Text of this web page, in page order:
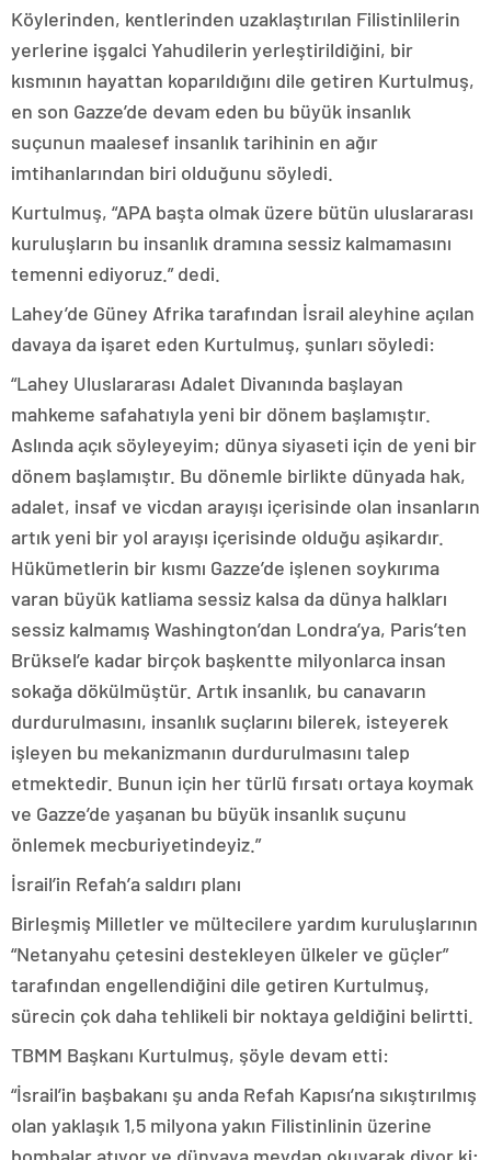
Köylerinden, kentlerinden uzaklaştırılan Filistinlilerin
yerlerine işgalci Yahudilerin yerleştirildiğini, bir
kısmının hayattan koparıldığını dile getiren Kurtulmuş,
en son Gazze’de devam eden bu büyük insanlık
suçunun maalesef insanlık tarihinin en ağır
imtihanlarından biri olduğunu söyledi.
Kurtulmuş, “APA başta olmak üzere bütün uluslararası
kuruluşların bu insanlık dramına sessiz kalmamasını
temenni ediyoruz.” dedi.
Lahey’de Güney Afrika tarafından İsrail aleyhine açılan
davaya da işaret eden Kurtulmuş, şunları söyledi:
“Lahey Uluslararası Adalet Divanında başlayan
mahkeme safahatıyla yeni bir dönem başlamıştır.
Aslında açık söyleyeyim; dünya siyaseti için de yeni bir
dönem başlamıştır. Bu dönemle birlikte dünyada hak,
adalet, insaf ve vicdan arayışı içerisinde olan insanların
artık yeni bir yol arayışı içerisinde olduğu aşikardır.
Hükümetlerin bir kısmı Gazze’de işlenen soykırıma
varan büyük katliama sessiz kalsa da dünya halkları
sessiz kalmamış Washington’dan Londra’ya, Paris’ten
Brüksel’e kadar birçok başkentte milyonlarca insan
sokağa dökülmüştür. Artık insanlık, bu canavarın
durdurulmasını, insanlık suçlarını bilerek, isteyerek
işleyen bu mekanizmanın durdurulmasını talep
etmektedir. Bunun için her türlü fırsatı ortaya koymak
ve Gazze’de yaşanan bu büyük insanlık suçunu
önlemek mecburiyetindeyiz.”
İsrail’in Refah’a saldırı planı
Birleşmiş Milletler ve mültecilere yardım kuruluşlarının
“Netanyahu çetesini destekleyen ülkeler ve güçler”
tarafından engellendiğini dile getiren Kurtulmuş,
sürecin çok daha tehlikeli bir noktaya geldiğini belirtti.
TBMM Başkanı Kurtulmuş, şöyle devam etti:
“İsrail’in başbakanı şu anda Refah Kapısı’na sıkıştırılmış
olan yaklaşık 1,5 milyona yakın Filistinlinin üzerine